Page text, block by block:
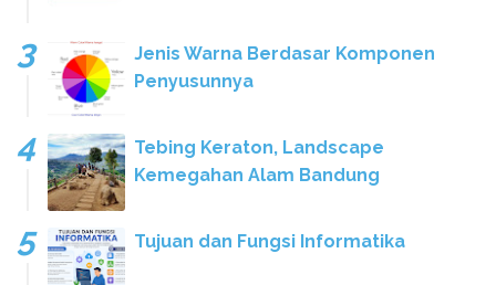
Jenis Warna Berdasar Komponen
Penyusunnya
Tebing Keraton, Landscape
Kemegahan Alam Bandung
Tujuan dan Fungsi Informatika